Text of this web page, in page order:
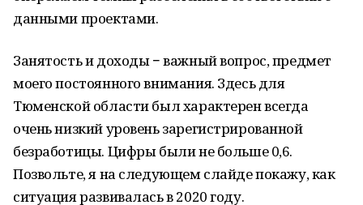
данными проектами.
Занятость и доходы − важный вопрос, предмет
моего постоянного внимания. Здесь для
Тюменской области был характерен всегда
очень низкий уровень зарегистрированной
безработицы. Цифры были не больше 0,6.
Позвольте, я на следующем слайде покажу, как
ситуация развивалась в 2020 году.